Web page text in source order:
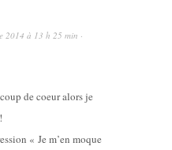
2014 à 13 h 25 min ·
de coeur alors je
« Je m’en moque